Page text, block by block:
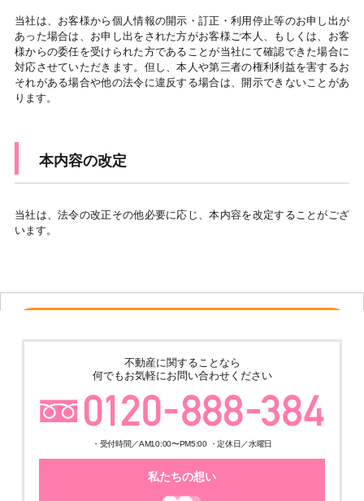
当社は、お客様から個人情報の開示・訂正・利用停止等のお申し出が
あった場合は、お申し出をされた方がお客様ご本人、もしくは、お客
様からの委任を受けられた方であることが当社にて確認できた場合に
対応させていただきます。但し、本人や第三者の権利利益を害するお
それがある場合や他の法令に違反する場合は、開示できないことがあ
ります。
本内容の改定
当社は、法令の改正その他必要に応じ、本内容を改定することがござ
います。
★ゆめみ野4丁目倉庫＋事務所 土地600坪 建物324.8坪 築4年の美
築!! 販売価格210,000,000円
不動産に関することなら
何でもお気軽にお問い合わせください
・受付時間／AM10:00〜PM5:00 ・定休日／水曜日
私たちの想い